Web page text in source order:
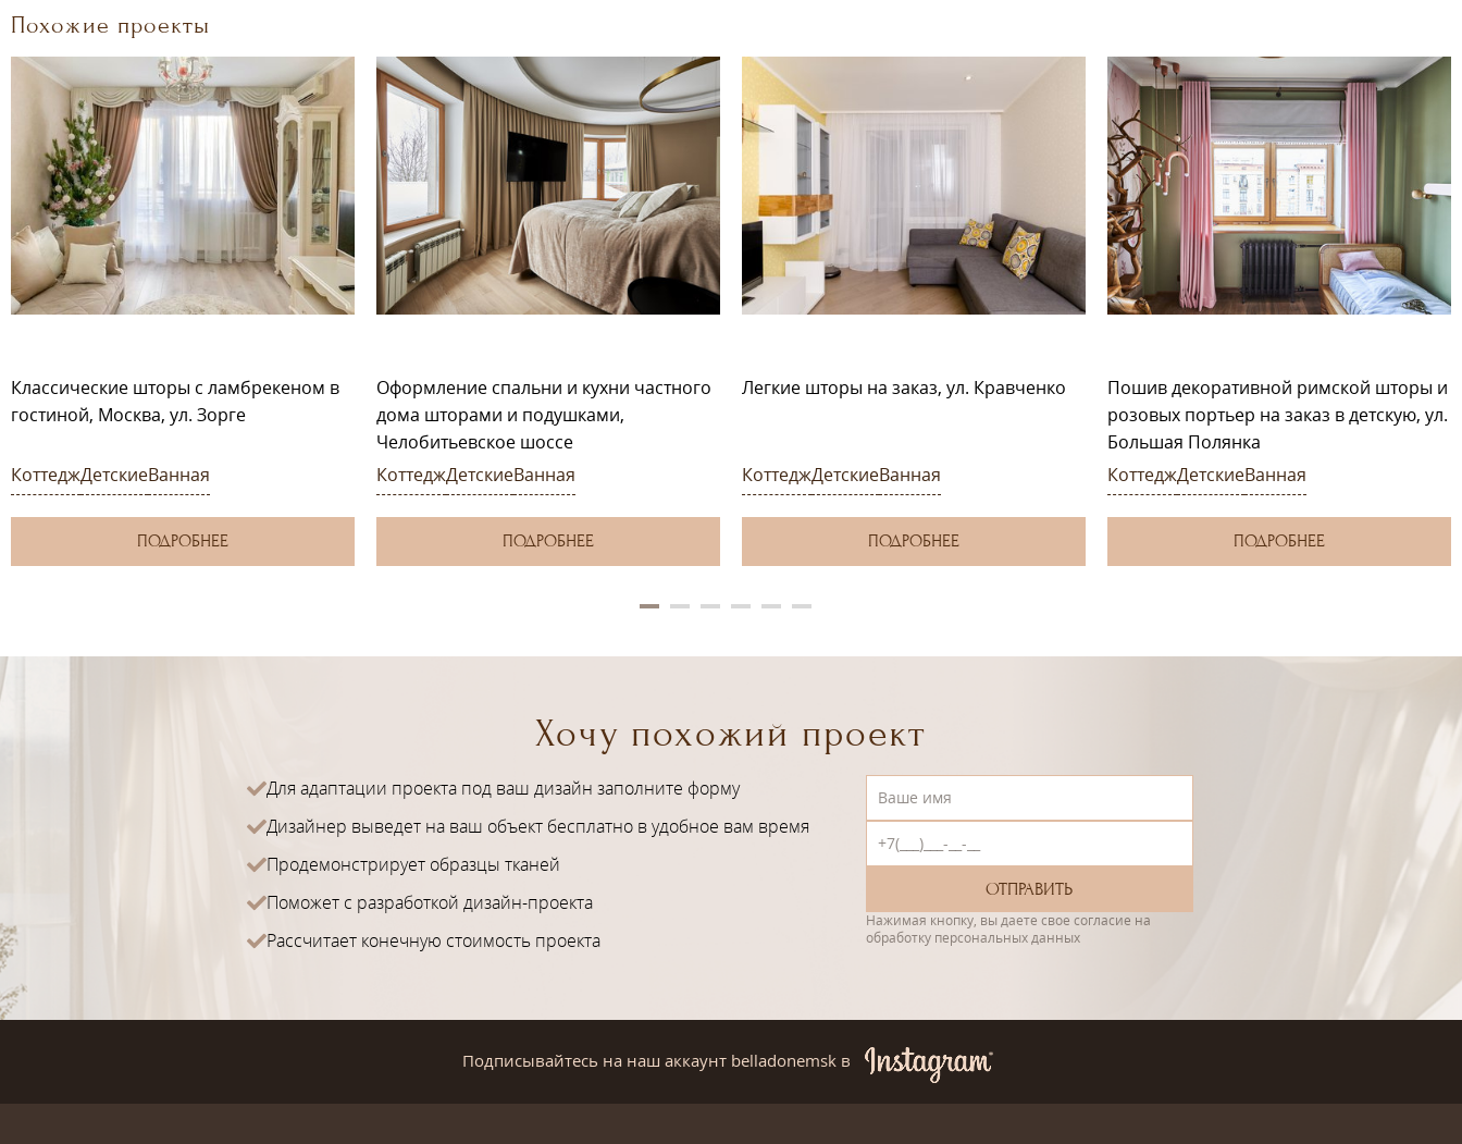
Похожие проекты
Классические шторы с ламбрекеном в
гостиной, Москва, ул. Зорге
КоттеджДетскиеВанная
ПОДРОБНЕЕ
Оформление спальни и кухни частного
дома шторами и подушками,
Челобитьевское шоссе
КоттеджДетскиеВанная
ПОДРОБНЕЕ
Легкие шторы на заказ, ул. Кравченко
КоттеджДетскиеВанная
ПОДРОБНЕЕ
Пошив декоративной римской шторы и
розовых портьер на заказ в детскую, ул.
Большая Полянка
КоттеджДетскиеВанная
ПОДРОБНЕЕ
Хочу похожий проект
Для адаптации проекта под ваш дизайн заполните форму
Дизайнер выведет на ваш объект бесплатно в удобное вам время
Продемонстрирует образцы тканей
Поможет с разработкой дизайн-проекта
Рассчитает конечную стоимость проекта
Нажимая кнопку, вы даете свое согласие на
обработку персональных данных
Подписывайтесь на наш аккаунт belladonemsk в